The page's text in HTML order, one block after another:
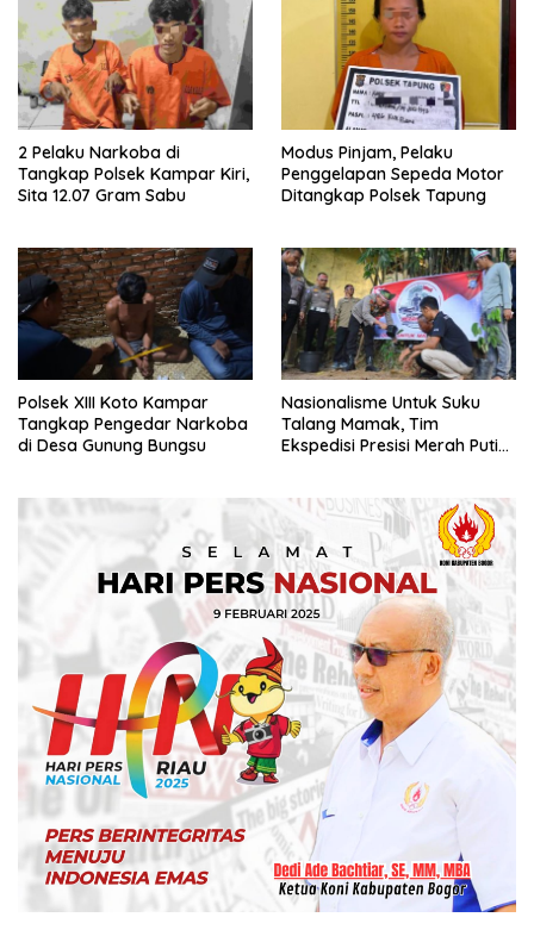
2 Pelaku Narkoba di
Tangkap Polsek Kampar Kiri,
Sita 12.07 Gram Sabu
Modus Pinjam, Pelaku
Penggelapan Sepeda Motor
Ditangkap Polsek Tapung
Polsek XIII Koto Kampar
Tangkap Pengedar Narkoba
di Desa Gunung Bungsu
Nasionalisme Untuk Suku
Talang Mamak, Tim
Ekspedisi Presisi Merah Putih
Bansos Hingga Tanam Pohon
Bersama